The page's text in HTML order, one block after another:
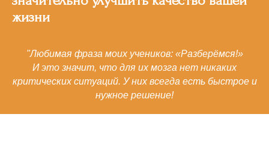
жизни
"Любимая фраза моих учеников: «Разберёмся!»
И это значит, что для их мозга нет никаких
критических ситуаций. У них всегда есть быстрое и
нужное решение!